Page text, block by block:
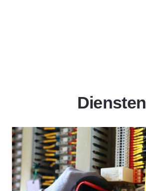
Diensten